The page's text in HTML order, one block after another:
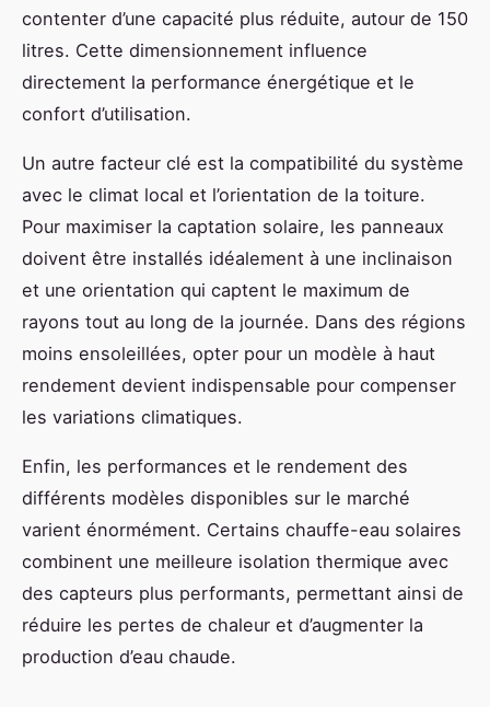
contenter d’une capacité plus réduite, autour de 150
litres. Cette dimensionnement influence
directement la performance énergétique et le
confort d’utilisation.
Un autre facteur clé est la compatibilité du système
avec le climat local et l’orientation de la toiture.
Pour maximiser la captation solaire, les panneaux
doivent être installés idéalement à une inclinaison
et une orientation qui captent le maximum de
rayons tout au long de la journée. Dans des régions
moins ensoleillées, opter pour un modèle à haut
rendement devient indispensable pour compenser
les variations climatiques.
Enfin, les performances et le rendement des
différents modèles disponibles sur le marché
varient énormément. Certains chauffe-eau solaires
combinent une meilleure isolation thermique avec
des capteurs plus performants, permettant ainsi de
réduire les pertes de chaleur et d’augmenter la
production d’eau chaude.